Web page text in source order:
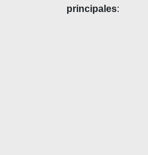
principales: